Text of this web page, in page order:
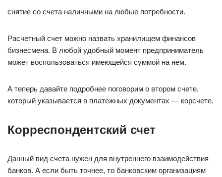
снятие со счета наличными на любые потребности.
Расчетный счет можно назвать хранилищем финансов
бизнесмена. В любой удобный момент предприниматель
может воспользоваться имеющейся суммой на нем.
А теперь давайте подробнее поговорим о втором счете,
который указывается в платежных документах — корсчете.
Корреспондентский счет
Данный вид счета нужен для внутреннего взаимодействия
банков. А если быть точнее, то банковским организациям